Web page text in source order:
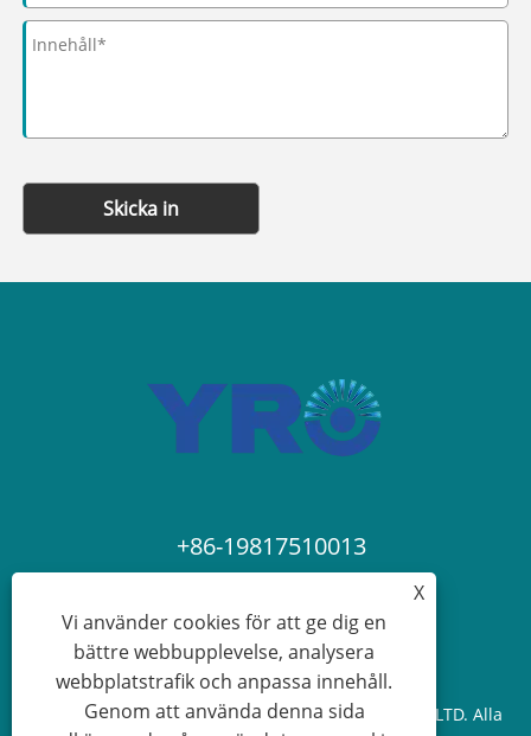
Skicka in
+86-19817510013
Copyright © 2024 ZHEJIANG YRO NEW ENERGY CO.,LTD. Alla
X
Vi använder cookies för att ge dig en
bättre webbupplevelse, analysera
webbplatstrafik och anpassa innehåll.
Genom att använda denna sida